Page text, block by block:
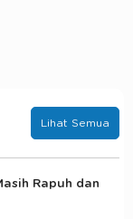
Lihat Semua
Rapuh dan